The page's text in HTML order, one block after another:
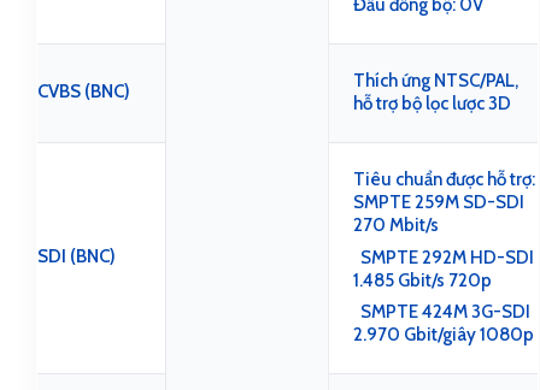
Đầu đồng bộ: 0V
CVBS (BNC)
Thích ứng NTSC/PAL,
hỗ trợ bộ lọc lược 3D
SDI (BNC)
Tiêu chuẩn được hỗ trợ:
SMPTE 259M SD-SDI
270 Mbit/s
SMPTE 292M HD-SDI
1.485 Gbit/s 720p
SMPTE 424M 3G-SDI
2.970 Gbit/giây 1080p